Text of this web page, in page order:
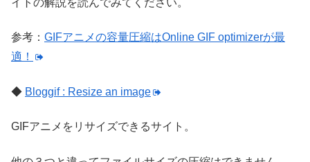
イトの解説を読んでみてください。
参考： GIFアニメの容量圧縮はOnline GIF optimizerが最
適！
◆ Bloggif : Resize an image
GIFアニメをリサイズできるサイト。